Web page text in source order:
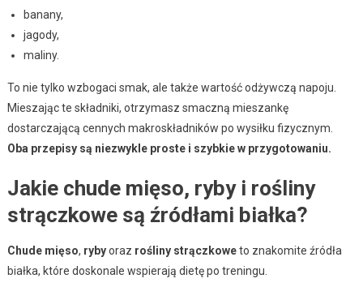
banany,
jagody,
maliny.
To nie tylko wzbogaci smak, ale także wartość odżywczą napoju.
Mieszając te składniki, otrzymasz smaczną mieszankę
dostarczającą cennych makroskładników po wysiłku fizycznym.
Oba przepisy są niezwykle proste i szybkie w przygotowaniu.
Jakie chude mięso, ryby i rośliny
strączkowe są źródłami białka?
Chude mięso, rybyoraz rośliny strączkoweto znakomite źródła
białka, które doskonale wspierają dietę po treningu.